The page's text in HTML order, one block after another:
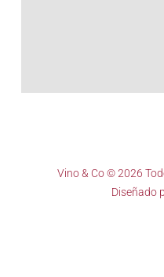
Vino & Co © 2026
Diseñado